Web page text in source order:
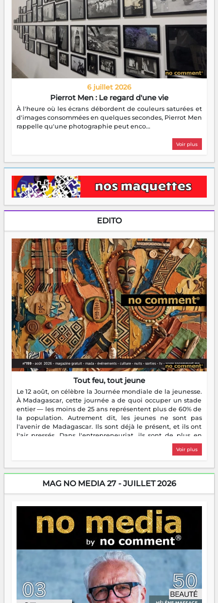
6 juillet 2026
Pierrot Men : Le regard d'une vie
À l'heure où les écrans débordent de couleurs saturées et
d'images consommées en quelques secondes, Pierrot Men
rappelle qu'une photographie peut enco...
Voir plus
EDITO
Tout feu, tout jeune
Le 12 août, on célèbre la Journée mondiale de la jeunesse.
À Madagascar, cette journée a de quoi occuper un stade
entier — les moins de 25 ans représentent plus de 60% de
la population. Autrement dit, les jeunes ne sont pas
l'avenir de Madagascar. Ils sont déjà le présent, et ils ont
l'air pressés. Dans l'entrepreneuriat, ils sont de plus en
plus nombreux à se lancer, à créer, à risquer — souvent
sans filet, souvent sans aide, mais toujours avec cette
dorment vraiment la nuit. En culture, les nouvelles sont
encore meilleures. Aina Rasamoelina vient de décrocher le
Prix RFI Instrumental Afrique. Miangaly Elia rafle le Prix
jeunes qui tiennent la torche. Alors oui, on pourrait
s'arrêter là, applaudir et rentrer chez soi satisfait. Mais ce
serait passer à côté d'une chose essentielle. La fougue, ça
brûle fort — et parfois, ça brûle vite. Une flamme sans
direction peut éclairer autant qu'elle peut consumer. C'est
là que les aînés entrent en scène — pas pour reprendre le
gouvernail, mais pour montrer où sont les récifs. Les jeunes
ont la force, les vieux ont l'expérience, comme on dit. Ce
n'est pas un combat de générations — c'est une question
d'équipage. Partagez vos réussites, mais aussi vos échecs.
Surtout vos échecs, d'ailleurs — ils enseignent mieux que
Voir plus
MAG NO MEDIA 27 - JUILLET 2026